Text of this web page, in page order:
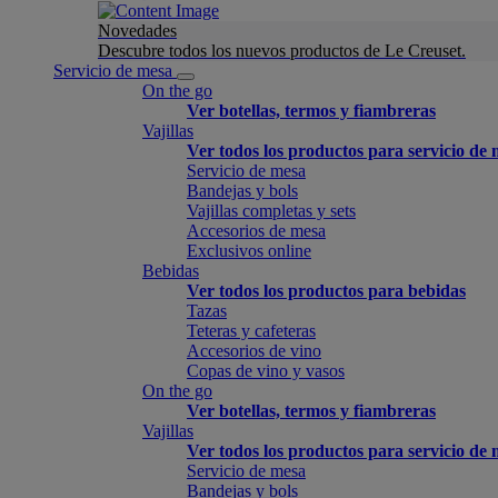
Novedades
Descubre todos los nuevos productos de Le Creuset.
Servicio de mesa
On the go
Ver botellas, termos y fiambreras
Vajillas
Ver todos los productos para servicio de
Servicio de mesa
Bandejas y bols
Vajillas completas y sets
Accesorios de mesa
Exclusivos online
Bebidas
Ver todos los productos para bebidas
Tazas
Teteras y cafeteras
Accesorios de vino
Copas de vino y vasos
On the go
Ver botellas, termos y fiambreras
Vajillas
Ver todos los productos para servicio de
Servicio de mesa
Bandejas y bols